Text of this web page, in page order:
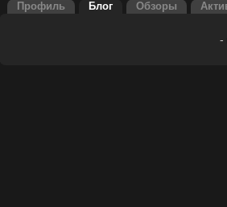
Профиль Блог Обзоры
-